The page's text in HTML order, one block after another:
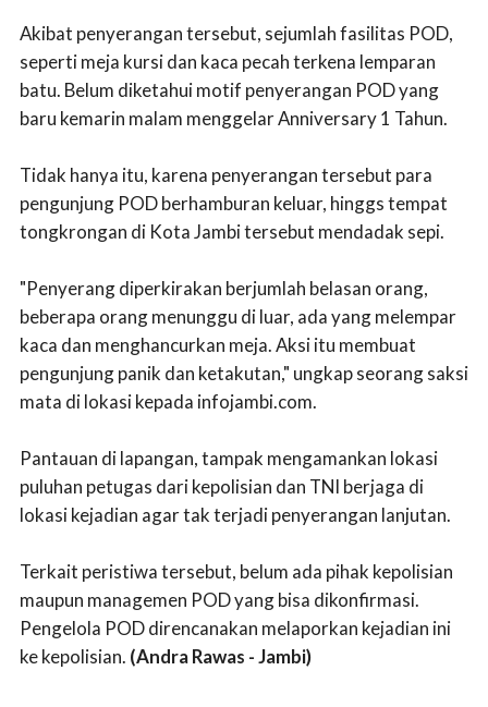
Akibat penyerangan tersebut, sejumlah fasilitas POD,
seperti meja kursi dan kaca pecah terkena lemparan
batu. Belum diketahui motif penyerangan POD yang
baru kemarin malam menggelar Anniversary 1 Tahun.
Tidak hanya itu, karena penyerangan tersebut para
pengunjung POD berhamburan keluar, hinggs tempat
tongkrongan di Kota Jambi tersebut mendadak sepi.
"Penyerang diperkirakan berjumlah belasan orang,
beberapa orang menunggu di luar, ada yang melempar
kaca dan menghancurkan meja. Aksi itu membuat
pengunjung panik dan ketakutan," ungkap seorang saksi
mata di lokasi kepada infojambi.com.
Pantauan di lapangan, tampak mengamankan lokasi
puluhan petugas dari kepolisian dan TNI berjaga di
lokasi kejadian agar tak terjadi penyerangan lanjutan.
Terkait peristiwa tersebut, belum ada pihak kepolisian
maupun managemen POD yang bisa dikonfirmasi.
Pengelola POD direncanakan melaporkan kejadian ini
ke kepolisian. (Andra Rawas - Jambi)